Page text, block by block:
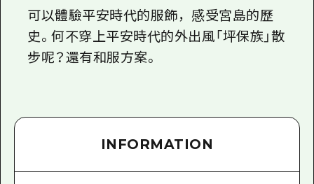
可以體驗平安時代的服飾，感受宮島的歷
史。何不穿上平安時代的外出風「坪保族」散
步呢？還有和服方案。
INFORMATION